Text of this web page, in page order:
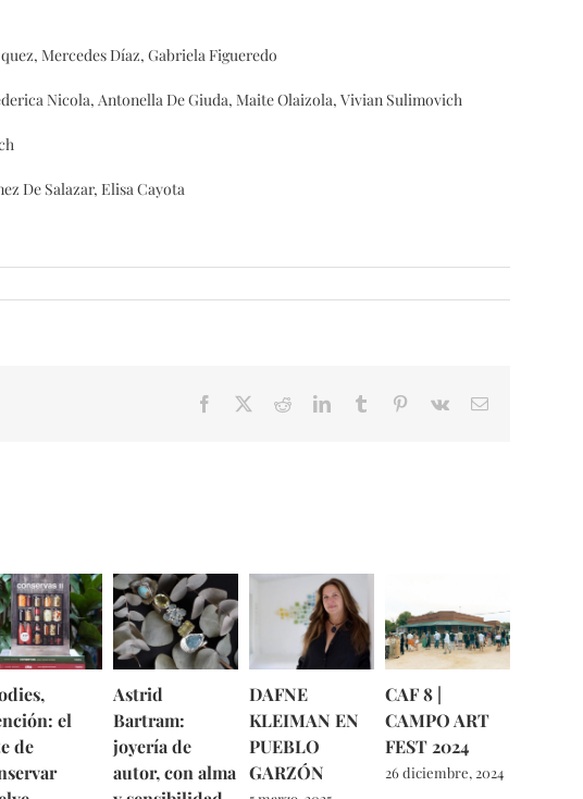
Mercedes Díaz, Gabriela Figueredo
Nicola, Antonella De Giuda, Maite Olaizola, Vivian Sulimovich
De Salazar, Elisa Cayota
Facebook RedditLinkedInTumblr Pinterest
Vk Email
el
de
Astrid
Bartram:
joyería de
autor, con alma
DAFNE
KLEIMAN EN
PUEBLO
GARZÓN
CAF 8 |
CAMPO ART
FEST 2024
26 diciembre, 2024